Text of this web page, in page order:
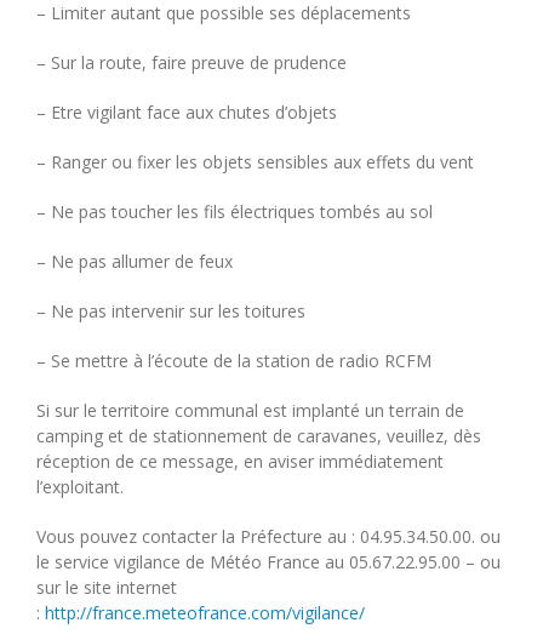
– Limiter autant que possible ses déplacements
– Sur la route, faire preuve de prudence
– Etre vigilant face aux chutes d’objets
– Ranger ou fixer les objets sensibles aux effets du vent
– Ne pas toucher les fils électriques tombés au sol
– Ne pas allumer de feux
– Ne pas intervenir sur les toitures
– Se mettre à l’écoute de la station de radio RCFM
Si sur le territoire communal est implanté un terrain de
camping et de stationnement de caravanes, veuillez, dès
réception de ce message, en aviser immédiatement
l’exploitant.
Vous pouvez contacter la Préfecture au : 04.95.34.50.00. ou
le service vigilance de Météo France au 05.67.22.95.00 – ou
sur le site internet
: http://france.meteofrance.com/vigilance/